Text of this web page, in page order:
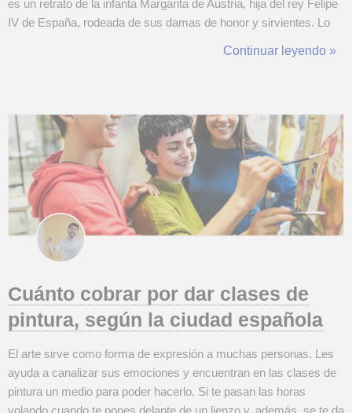
es un retrato de la infanta Margarita de Austria, hija del rey Felipe
IV de España, rodeada de sus damas de honor y sirvientes. Lo
precisión técnica de la pintura, sino también su complejidad ...
Continuar leyendo »
Cuánto cobrar por dar clases de
pintura, según la ciudad española
El arte sirve como forma de expresión a muchas personas. Les
ayuda a canalizar sus emociones y encuentran en las clases de
pintura un medio para poder hacerlo. Si te pasan las horas